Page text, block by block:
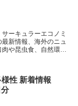
ーキュラーエコノミ
新情報、海外のニュ
や昆虫食、自然環境
性 新着情報